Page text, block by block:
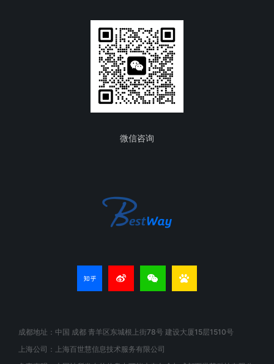
微信咨询
成都地址：中国 成都 青羊区东城根上街78号 建设大厦15层1510号
上海公司：上海百世慧信息技术服务有限公司